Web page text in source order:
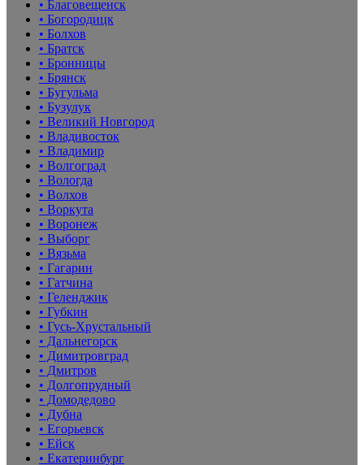
• Благовещенск
• Богородицк
• Болхов
• Братск
• Бронницы
• Брянск
• Бугульма
• Бузулук
• Великий Новгород
• Владивосток
• Владимир
• Волгоград
• Вологда
• Волхов
• Воркута
• Воронеж
• Выборг
• Вязьма
• Гагарин
• Гатчина
• Геленджик
• Губкин
• Гусь-Хрустальный
• Дальнегорск
• Димитровград
• Дмитров
• Долгопрудный
• Домодедово
• Дубна
• Егорьевск
• Ейск
• Екатеринбург